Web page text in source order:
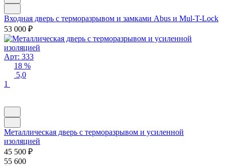
Входная дверь с терморазрывом и замками Abus и Mul-T-Lock
53 000 ₽
Арт: 333
18 %
5,0
1
Металлическая дверь с терморазрывом и усиленной
изоляцией
45 500 ₽
55 600